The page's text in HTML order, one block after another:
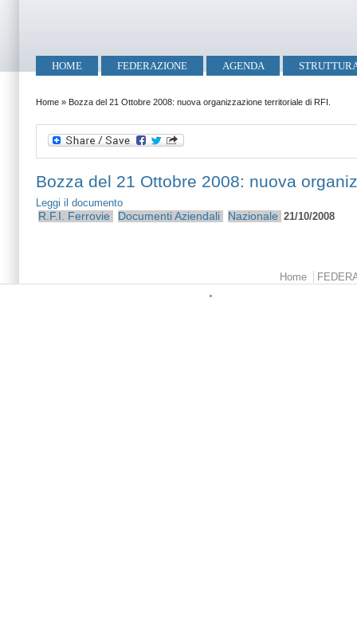
Menu principale
HOME FEDERAZIONE AGENDA
Tu sei qui
Home » Bozza del 21 Ottobre 2008: nuova organizzazione territoriale di RFI.
Bozza del 21 Ottobre 2008: nuova
Leggi il documento
R.F.I. Ferrovie Documenti Aziendali Nazionale 21/10/2008
Home